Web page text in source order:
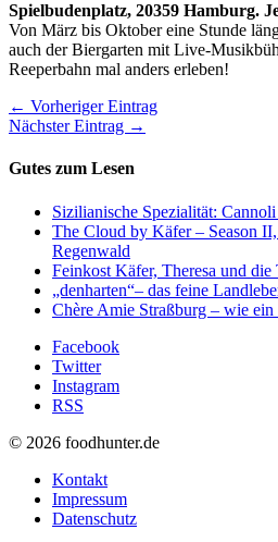
Spielbudenplatz, 20359 Hamburg.
Von März bis Oktober eine Stunde
auch der Biergarten mit Live-
Reeperbahn mal anders erleben!
← Vorheriger Eintrag
Nächster Eintrag →
Gutes zum Lesen
Sizilianische Spezialität:
The Cloud by Käfer – Season
Regenwald
Feinkost Käfer, Theresa und die
„denharten“– das feine
Chère Amie Straßburg – wie
Facebook
Twitter
Instagram
RSS
© 2026 foodhunter.de
Kontakt
Impressum
Datenschutz